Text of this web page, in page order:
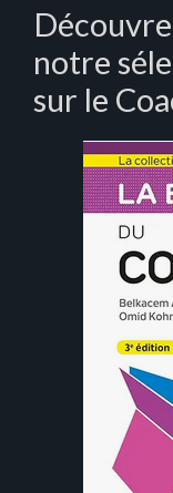
notre
sur le